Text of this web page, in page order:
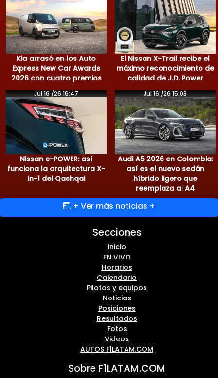
Kia arrasó en los Auto
Express New Car Awards
2026 con cuatro premios
El Nissan X-Trail recibe el
máximo reconocimiento de
calidad de J.D. Power
Jul 16 /26 16:47
Nissan e-POWER: así
funciona la arquitectura X-
in-1 del Qashqai
Jul 16 /26 15:03
Audi A5 2026 en Colombia:
así es el nuevo sedán
híbrido ligero que
reemplaza al A4
+ Ver más noticias +
Secciones
Inicio
EN VIVO
Horarios
Calendario
Pilotos y equipos
Noticias
Posiciones
Resultados
Fotos
Videos
AUTOS F1LATAM.COM
Sobre F1LATAM.COM